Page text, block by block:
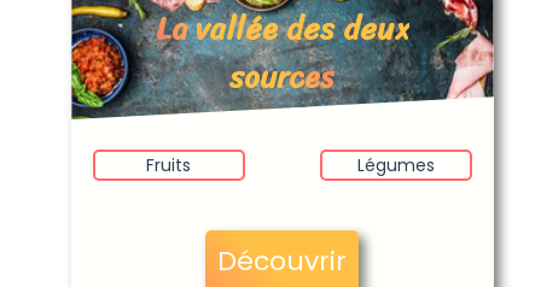
La vallée des deux
sources
Fruits Légumes
Découvrir